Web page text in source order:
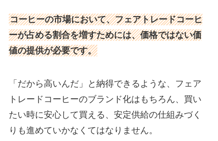
コーヒーの市場において、フェアトレードコーヒ
ーが占める割合を増すためには、価格ではない価
値の提供が必要です。
「だから高いんだ」と納得できるような、フェア
トレードコーヒーのブランド化はもちろん、買い
たい時に安心して買える、安定供給の仕組みづく
りも進めていかなくてはなりません。